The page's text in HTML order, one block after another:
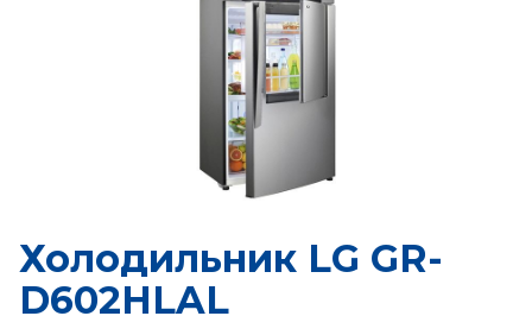
Холодильник LG GR-
D602HLAL